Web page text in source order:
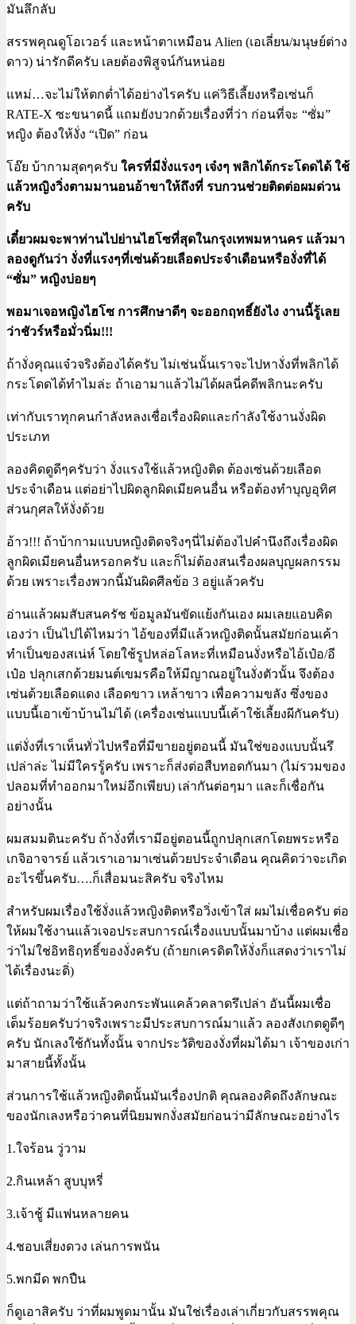
มันลึกลับ
สรรพคุณดูโอเวอร์ และหน้าตาเหมือน Alien (เอเลี่ยน/มนุษย์ต่าง
ดาว) น่ารักดีครับ เลยต้องพิสูจน์กันหน่อย
แหม่…จะไม่ให้ตกต่ำได้อย่างไรครับ แค่วิธีเลี้ยงหรือเซ่นก็
RATE-X ซะขนาดนี้ แถมยังบวกด้วยเรื่องที่ว่า ก่อนที่จะ “ซั่ม”
หญิง ต้องให้งั่ง “เปิด” ก่อน
โอ๊ย บ้ากามสุดๆครับ ใครที่มีงั่งแรงๆ เจ๋งๆ พลิกได้กระโดดได้ ใช้
แล้วหญิงวิ่งตามมานอนอ้าขาให้ถึงที่ รบกวนช่วยติดต่อผมด่วน
ครับ
เดี๋ยวผมจะพาท่านไปย่านไฮโซที่สุดในกรุงเทพมหานคร แล้วมา
ลองดูกันว่า งั่งที่แรงๆที่เซ่นด้วยเลือดประจำเดือนหรืองั่งที่ได้
“ซั่ม” หญิงบ่อยๆ
พอมาเจอหญิงไฮโซ การศึกษาดีๆ จะออกฤทธิ์ยังไง งานนี้รู้เลย
ว่าชัวร์หรือมั่วนิ่ม!!!
ถ้างั่งคุณแจ๋วจริงต้องได้ครับ ไม่เช่นนั้นเราจะไปหางั่งที่พลิกได้
กระโดดได้ทำไมล่ะ ถ้าเอามาแล้วไม่ได้ผลนี่คดีพลิกนะครับ
เท่ากับเราทุกคนกำลังหลงเชื่อเรื่องผิดและกำลังใช้งานงั่งผิด
ประเภท
ลองคิดดูดีๆครับว่า งั่งแรงใช้แล้วหญิงติด ต้องเซ่นด้วยเลือด
ประจำเดือน แต่อย่าไปผิดลูกผิดเมียคนอื่น หรือต้องทำบุญอุทิศ
ส่วนกุศลให้งั่งด้วย
อ้าว!!! ถ้าบ้ากามแบบหญิงติดจริงๆนี่ไม่ต้องไปคำนึงถึงเรื่องผิด
ลูกผิดเมียคนอื่นหรอกครับ และก็ไม่ต้องสนเรื่องผลบุญผลกรรม
ด้วย เพราะเรื่องพวกนี้มันผิดศีลข้อ 3 อยู่แล้วครับ
อ่านแล้วผมสับสนครัช ข้อมูลมันขัดแย้งกันเอง ผมเลยแอบคิด
เองว่า เป็นไปได้ไหมว่า ไอ้ของที่มีแล้วหญิงติดนั้นสมัยก่อนเค้า
ทำเป็นของสเน่ห์ โดยใช้รูปหล่อโลหะที่เหมือนงั่งหรือไอ้เป๋อ/อี
เป๋อ ปลุกเสกด้วยมนต์เขมรคือให้มีญาณอยู่ในงั่งตัวนั้น จึงต้อง
เซ่นด้วยเลือดแดง เลือดขาว เหล้าขาว เพื่อความขลัง ซึ่งของ
แบบนี้เอาเข้าบ้านไม่ได้ (เครื่องเซ่นแบบนี้เค้าใช้เลี้ยงผีกันครับ)
แต่งั่งที่เราเห็นทั่วไปหรือที่มีขายอยู่ตอนนี้ มันใช่ของแบบนั้นรึ
เปล่าล่ะ ไม่มีใครรู้ครับ เพราะก็ส่งต่อสืบทอดกันมา (ไม่รวมของ
ปลอมที่ทำออกมาใหม่อีกเพียบ) เล่ากันต่อๆมา และก็เชื่อกัน
อย่างนั้น
ผมสมมตินะครับ ถ้างั่งที่เรามีอยู่ตอนนี้ถูกปลุกเสกโดยพระหรือ
เกจิอาจารย์ แล้วเราเอามาเซ่นด้วยประจำเดือน คุณคิดว่าจะเกิด
อะไรขึ้นครับ….ก็เสื่อมนะสิครับ จริงไหม
สำหรับผมเรื่องใช้งั่งแล้วหญิงติดหรือวิ่งเข้าใส่ ผมไม่เชื่อครับ ต่อ
ให้ผมใช้งานแล้วเจอประสบการณ์เรื่องแบบนั้นมาบ้าง แต่ผมเชื่อ
ว่าไม่ใช่อิทธิฤทธิ์ของงั่งครับ (ถ้ายกเครดิตให้งั่งก็แสดงว่าเราไม่
ได้เรื่องนะดิ่)
แต่ถ้าถามว่าใช้แล้วคงกระพันแคล้วคลาดรึเปล่า อันนี้ผมเชื่อ
เต็มร้อยครับว่าจริงเพราะมีประสบการณ์มาแล้ว ลองสังเกตดูดีๆ
ครับ นักเลงใช้กันทั้งนั้น จากประวัติของงั่งที่ผมได้มา เจ้าของเก่า
มาสายนี้ทั้งนั้น
ส่วนการใช้แล้วหญิงติดนั้นมันเรื่องปกติ คุณลองคิดถึงลักษณะ
ของนักเลงหรือว่าคนที่นิยมพกงั่งสมัยก่อนว่ามีลักษณะอย่างไร
1.ใจร้อน วู่วาม
2.กินเหล้า สูบบุหรี่
3.เจ้าชู้ มีแฟนหลายคน
4.ชอบเสี่ยงดวง เล่นการพนัน
5.พกมีด พกปืน
ก็ดูเอาสิครับ ว่าที่ผมพูดมานั้น มันใช่เรื่องเล่าเกี่ยวกับสรรพคุณ